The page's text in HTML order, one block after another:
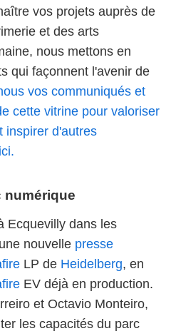
vos projets auprès de
et des arts
nous mettons en
qui façonnent l'avenir de
vos communiqués et
cette vitrine pour valoriser
inspirer d'autres
numérique
Ecquevilly dans les
nouvelle presse
LP de Heidelberg, en
EV déjà en production.
et Octavio Monteiro,
les capacités du parc